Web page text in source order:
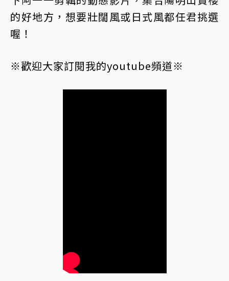
的好地方，想要壯闊風或日式風都任君挑選
喔！
※歡迎大家訂閱我的youtube頻道※